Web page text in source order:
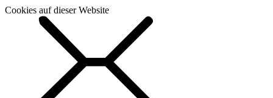
Cookies auf dieser Website